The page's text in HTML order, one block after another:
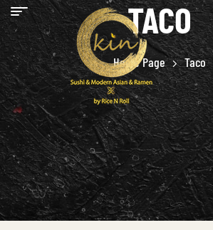
TACO
Home Page Taco